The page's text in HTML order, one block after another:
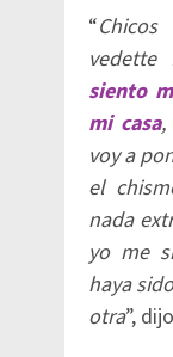
“
vedette
siento
mi casa,
voy a
el
nada
yo me
haya
otra”,